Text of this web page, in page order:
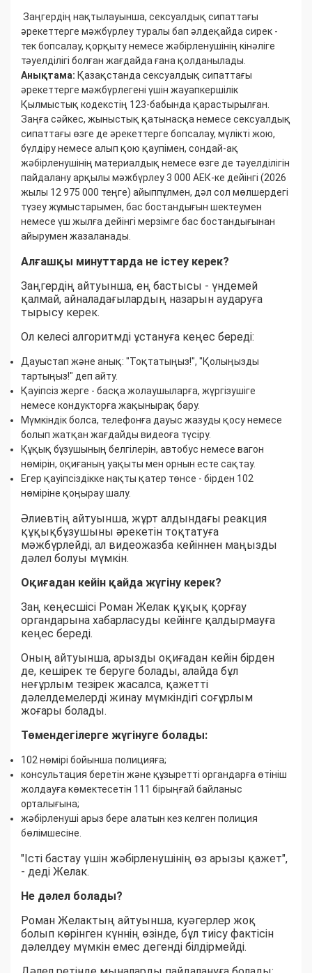
Заңгердің нақтылауынша, сексуалдық сипаттағы
әрекеттерге мәжбүрлеу туралы бап әлдеқайда сирек -
тек бопсалау, қорқыту немесе жәбірленушінің кінәліге
тәуелділігі болған жағдайда ғана қолданылады.
Анықтама: Қазақстанда сексуалдық сипаттағы
әрекеттерге мәжбүрлегені үшін жауапкершілік
Қылмыстық кодекстің 123-бабында қарастырылған.
Заңға сәйкес, жыныстық қатынасқа немесе сексуалдық
сипаттағы өзге де әрекеттерге бопсалау, мүлікті жою,
бүлдіру немесе алып қою қаупімен, сондай-ақ
жәбірленушінің материалдық немесе өзге де тәуелділігін
пайдалану арқылы мәжбүрлеу 3 000 АЕК-ке дейінгі (2026
жылы 12 975 000 теңге) айыппұлмен, дәл сол мөлшердегі
түзеу жұмыстарымен, бас бостандығын шектеумен
немесе үш жылға дейінгі мерзімге бас бостандығынан
айырумен жазаланады.
Алғашқы минуттарда не істеу керек?
Заңгердің айтуынша, ең бастысы - үндемей
қалмай, айналадағылардың назарын аударуға
тырысу керек.
Ол келесі алгоритмді ұстануға кеңес береді:
Дауыстап және анық: "Тоқтатыңыз!", "Қолыңызды
тартыңыз!" деп айту.
Қауіпсіз жерге - басқа жолаушыларға, жүргізушіге
немесе кондукторға жақынырақ бару.
Мүмкіндік болса, телефонға дауыс жазуды қосу немесе
болып жатқан жағдайды видеоға түсіру.
Құқық бұзушының белгілерін, автобус немесе вагон
нөмірін, оқиғаның уақыты мен орнын есте сақтау.
Егер қауіпсіздікке нақты қатер төнсе - бірден 102
нөміріне қоңырау шалу.
Әлиевтің айтуынша, жұрт алдындағы реакция
құқықбұзушыны әрекетін тоқтатуға
мәжбүрлейді, ал видеожазба кейіннен маңызды
дәлел болуы мүмкін.
Оқиғадан кейін қайда жүгіну керек?
Заң кеңесшісі Роман Желак құқық қорғау
органдарына хабарласуды кейінге қалдырмауға
кеңес береді.
Оның айтуынша, арызды оқиғадан кейін бірден
де, кешірек те беруге болады, алайда бұл
неғұрлым тезірек жасалса, қажетті
дәлелдемелерді жинау мүмкіндігі соғұрлым
жоғары болады.
Төмендегілерге жүгінуге болады:
102 нөмірі бойынша полицияға;
консультация беретін және құзыретті органдарға өтініш
жолдауға көмектесетін 111 бірыңғай байланыс
орталығына;
жәбірленуші арыз бере алатын кез келген полиция
бөлімшесіне.
"Істі бастау үшін жәбірленушінің өз арызы қажет",
- деді Желак.
Не дәлел болады?
Роман Желактың айтуынша, куәгерлер жоқ
болып көрінген күннің өзінде, бұл тиісу фактісін
дәлелдеу мүмкін емес дегенді білдірмейді.